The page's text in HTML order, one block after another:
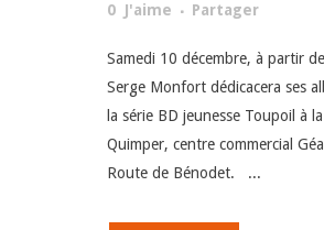
0 J'aime Partager
Samedi 10 décembre, à partir
Serge Monfort dédicacera ses
la série BD jeunesse Toupoil à
Quimper, centre commercial
Route de Bénodet. ...